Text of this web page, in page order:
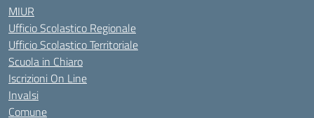
MIUR
Ufficio Scolastico Regionale
Ufficio Scolastico Territoriale
Scuola in Chiaro
Iscrizioni On Line
Invalsi
Comune